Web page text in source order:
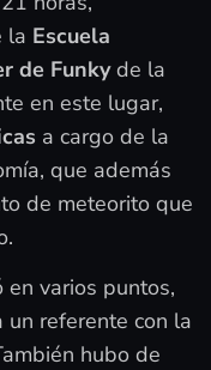
la Escuela
de Funkyde la
en este lugar,
a cargo de la
que además
de meteorito que
en varios puntos,
referente con la
hubo de